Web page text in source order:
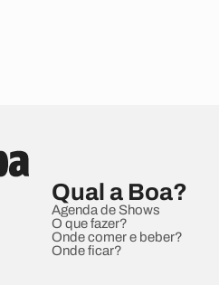
Qual a Boa?
Agenda de Shows
O que fazer?
Onde comer e beber?
Onde ficar?